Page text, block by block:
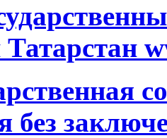
Татарстан
без